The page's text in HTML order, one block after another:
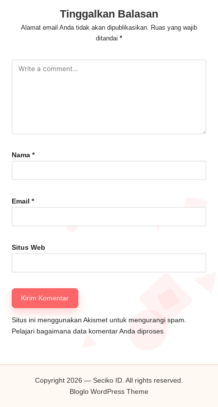
Tinggalkan Balasan
Alamat email Anda tidak akan dipublikasikan. Ruas yang wajib
ditandai *
Nama *
Email *
Situs Web
Situs ini menggunakan Akismet untuk mengurangi spam.
Pelajari bagaimana data komentar Anda diproses
Copyright 2026 — Seciko ID. All rights reserved.
Bloglo WordPress Theme